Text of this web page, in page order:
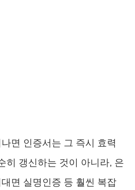
면 인증서는 그 즉시 효력
히 갱신하는 것이 아니라, 은
면 실명인증 등 훨씬 복잡